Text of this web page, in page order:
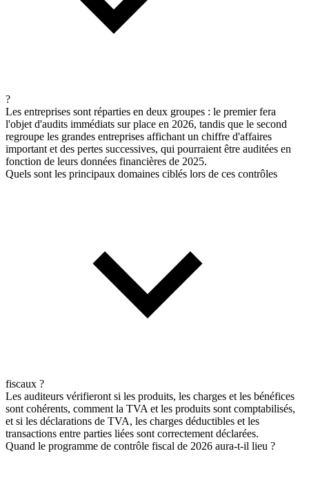
?
Les entreprises sont réparties en deux groupes : le premier fera
l'objet d'audits immédiats sur place en 2026, tandis que le second
regroupe les grandes entreprises affichant un chiffre d'affaires
important et des pertes successives, qui pourraient être auditées en
fonction de leurs données financières de 2025.
Quels sont les principaux domaines ciblés lors de ces contrôles
fiscaux ?
Les auditeurs vérifieront si les produits, les charges et les bénéfices
sont cohérents, comment la TVA et les produits sont comptabilisés,
et si les déclarations de TVA, les charges déductibles et les
transactions entre parties liées sont correctement déclarées.
Quand le programme de contrôle fiscal de 2026 aura-t-il lieu ?